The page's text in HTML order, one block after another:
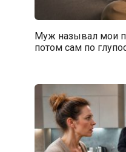
Муж называл мои
потом сам по